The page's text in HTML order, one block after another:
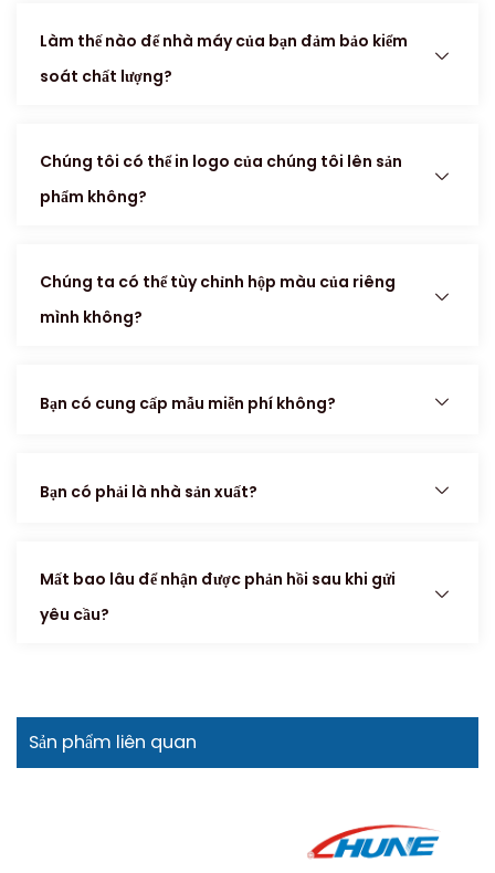
Làm thế nào để nhà máy của bạn đảm bảo kiểm
soát chất lượng?
Chúng tôi có thể in logo của chúng tôi lên sản
phẩm không?
Chúng ta có thể tùy chỉnh hộp màu của riêng
mình không?
Bạn có cung cấp mẫu miễn phí không?
Bạn có phải là nhà sản xuất?
Mất bao lâu để nhận được phản hồi sau khi gửi
yêu cầu?
Sản phẩm liên quan